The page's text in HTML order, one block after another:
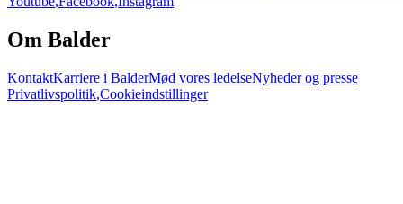
Om Balder
KontaktKarriere i BalderMød vores ledelseNyheder og presse
Privatlivspolitik,Cookieindstillinger